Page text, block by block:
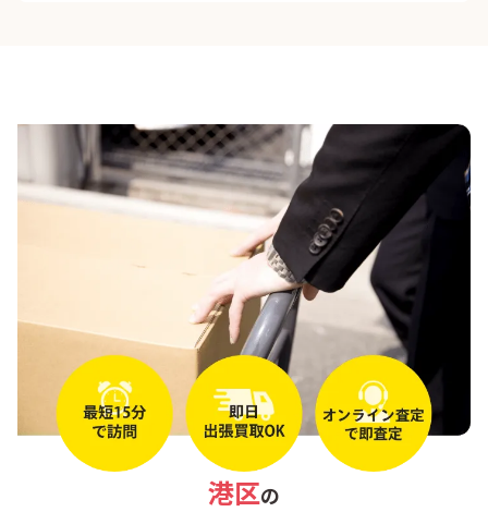
台場
田町 虎ノ門
乃木坂 浜松町
三田 南青山
六本木
港区の